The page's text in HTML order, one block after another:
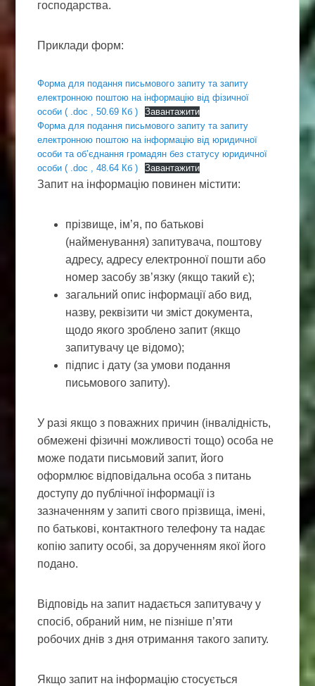
господарства.
Приклади форм:
Форма для подання письмового запиту та запиту
електронною поштою на інформацію від фізичної
особи ( .doc , 50.69 Кб )
Завантажити
Форма для подання письмового запиту та запиту
електронною поштою на інформацію від юридичної
особи та об’єднання громадян без статусу юридичної
особи ( .doc , 48.64 Кб )
Завантажити
Запит на інформацію повинен містити:
прізвище, ім’я, по батькові
(найменування) запитувача, поштову
адресу, адресу електронної пошти або
номер засобу зв’язку (якщо такий є);
загальний опис інформації або вид,
назву, реквізити чи зміст документа,
щодо якого зроблено запит (якщо
запитувачу це відомо);
підпис і дату (за умови подання
письмового запиту).
У разі якщо з поважних причин (інвалідність,
обмежені фізичні можливості тощо) особа не
може подати письмовий запит, його
оформлює відповідальна особа з питань
доступу до публічної інформації із
зазначенням у запиті свого прізвища, імені,
по батькові, контактного телефону та надає
копію запиту особі, за дорученням якої його
подано.
Відповідь на запит надається запитувачу у
спосіб, обраний ним, не пізніше п’яти
робочих днів з дня отримання такого запиту.
Якщо запит на інформацію стосується